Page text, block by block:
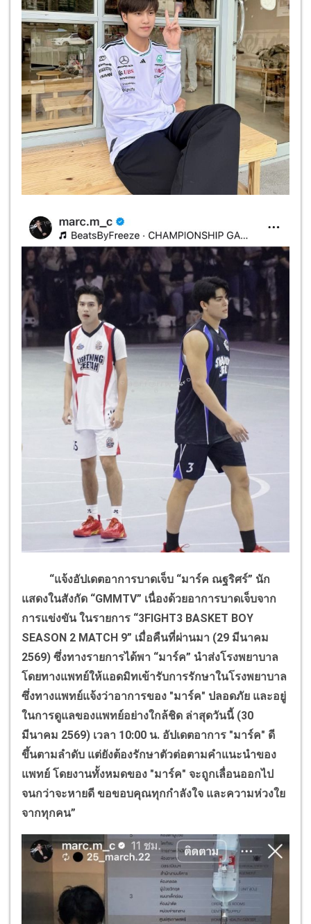
“แจ้งอัปเดตอาการบาดเจ็บ “มาร์ค ณฐริศร์” นัก
แสดงในสังกัด “GMMTV” เนื่องด้วยอาการบาดเจ็บจาก
การแข่งขัน ในรายการ “3FIGHT3 BASKET BOY
SEASON 2 MATCH 9” เมื่อคืนที่ผ่านมา (29 มีนาคม
2569) ซึ่งทางรายการได้พา “มาร์ค” นำส่งโรงพยาบาล
โดยทางแพทย์ให้แอดมิทเข้ารับการรักษาในโรงพยาบาล
ซึ่งทางแพทย์แจ้งว่าอาการของ "มาร์ค" ปลอดภัย และอยู่
ในการดูแลของแพทย์อย่างใกล้ชิด ล่าสุดวันนี้ (30
มีนาคม 2569) เวลา 10:00 น. อัปเดตอาการ "มาร์ค" ดี
ขึ้นตามลำดับ แต่ยังต้องรักษาตัวต่อตามคำแนะนำของ
แพทย์ โดยงานทั้งหมดของ "มาร์ค" จะถูกเลื่อนออกไป
จนกว่าจะหายดี ขอขอบคุณทุกกำลังใจ และความห่วงใย
จากทุกคน”